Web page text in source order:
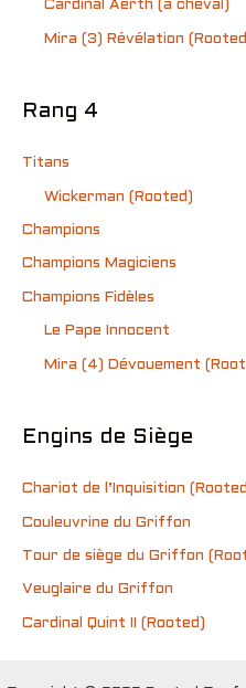
Cardinal Aerth (à cheval)
Mira (3) Révélation
Rang 4
Titans
Wickerman (Rooted)
Champions
Champions Magiciens
Champions Fidèles
Le Pape Innocent
Mira (4) Dévouement
Engins de Siège
Chariot de l’Inquisition
Couleuvrine du Griffon
Tour de siège du Griffon
Veuglaire du Griffon
Cardinal Quint II (Rooted)